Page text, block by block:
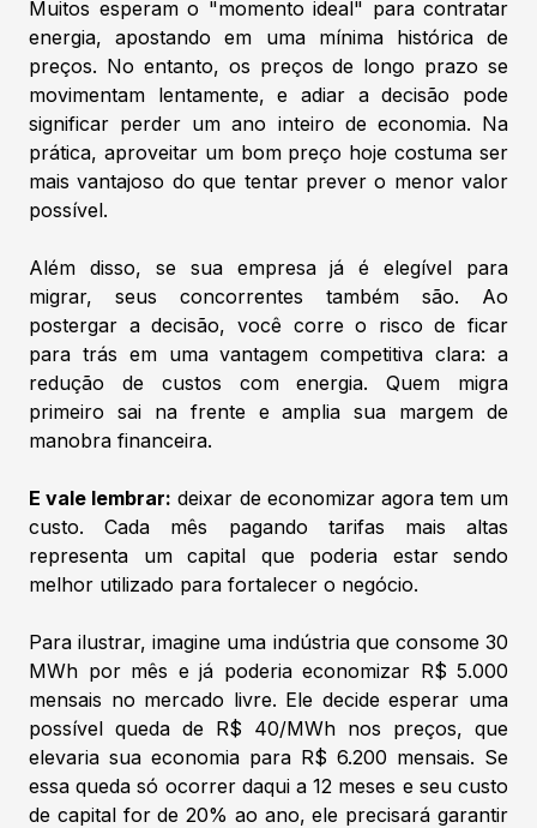
Muitos esperam o "momento ideal" para contratar
energia, apostando em uma mínima histórica de
preços. No entanto, os preços de longo prazo se
movimentam lentamente, e adiar a decisão pode
significar perder um ano inteiro de economia. Na
prática, aproveitar um bom preço hoje costuma ser
mais vantajoso do que tentar prever o menor valor
possível.
Além disso, se sua empresa já é elegível para
migrar, seus concorrentes também são. Ao
postergar a decisão, você corre o risco de ficar
para trás em uma vantagem competitiva clara: a
redução de custos com energia. Quem migra
primeiro sai na frente e amplia sua margem de
manobra financeira.
E vale lembrar: deixar de economizar agora tem um
custo. Cada mês pagando tarifas mais altas
representa um capital que poderia estar sendo
melhor utilizado para fortalecer o negócio.
Para ilustrar, imagine uma indústria que consome 30
MWh por mês e já poderia economizar R$ 5.000
mensais no mercado livre. Ele decide esperar uma
possível queda de R$ 40/MWh nos preços, que
elevaria sua economia para R$ 6.200 mensais. Se
essa queda só ocorrer daqui a 12 meses e seu custo
de capital for de 20% ao ano, ele precisará garantir